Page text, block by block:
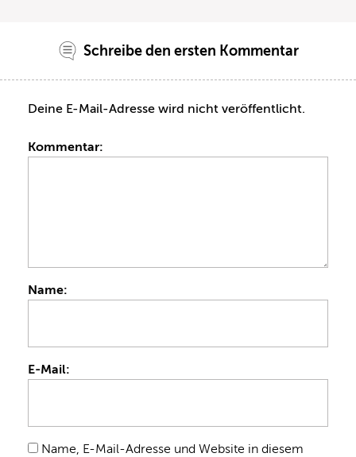
Schreibe den ersten Kommentar
Deine E-Mail-Adresse wird nicht veröffentlicht.
Kommentar:
Name:
E-Mail:
Name, E-Mail-Adresse und Website in diesem